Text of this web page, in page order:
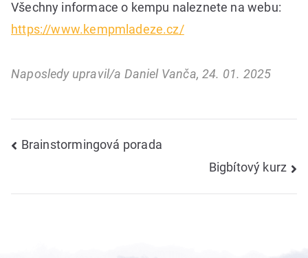
Všechny informace o kempu naleznete na webu:
https://www.kempmladeze.cz/
Naposledy upravil/a Daniel Vanča, 24. 01. 2025
Navigace
Brainstormingová porada
Bigbítový kurz